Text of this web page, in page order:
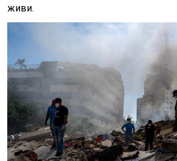
живи.